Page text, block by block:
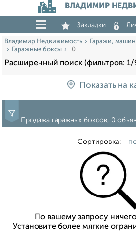
ВЛАДИМИР
Закладки
Владимир Недвижимость Гаражи,
Гаражные боксы
0
Расширенный поиск (фильтров: 1/
Показать на
Продажа гаражных боксов, 0
Сортировка:
По вашему запросу
Установите более мягкие